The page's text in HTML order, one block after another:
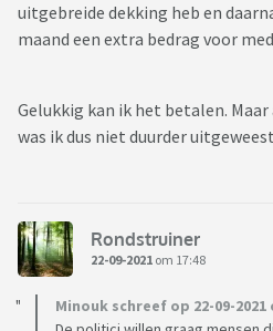
uitgebreide dekking heb en
maand een extra bedrag voor
Gelukkig kan ik het betalen.
was ik dus niet duurder
Rondstruiner
22-09-2021 om 17:48
Minouk schreef op 22-09-2021